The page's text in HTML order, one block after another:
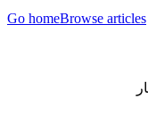
Go homeBrowse articles